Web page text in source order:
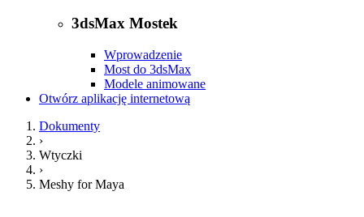
3dsMax Mostek
Wprowadzenie
Most do 3dsMax
Modele animowane
Otwórz aplikację internetową
Dokumenty
›
Wtyczki
›
Meshy for Maya